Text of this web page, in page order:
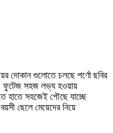
দোকান গুলোতে চলছে পর্ণো ছবির
ফুটেজ সহজ লভ্য হওয়ায়
হাতে সহজেই পৌছে যাচ্ছে
ছেলে মেয়েদের নিয়ে